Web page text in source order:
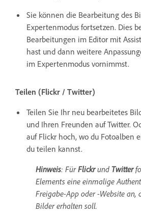
Sie können die Bearbeitung des
Expertenmodus fortsetzen. Dies
Bearbeitungen im Editor mit
hast und dann weitere
im Expertenmodus vornimmst.
Teilen (Flickr / Twitter)
Teilen Sie Ihr neu bearbeitetes
und Ihren Freunden auf Twitter.
auf Flickr hoch, wo du Fotoalben
du teilen kannst.
Hinweis: FürFlickrund Twitter
Elements eine einmalige
Freigabe-App oder -Website an,
Bilder erhalten soll.